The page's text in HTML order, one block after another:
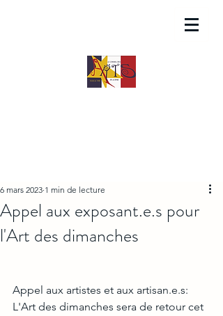
Appel aux exposant.e.s pour
l'Art des dimanches
6 mars 2023 1 min de lecture
Appel aux artistes et aux artisan.e.s:
L'Art des dimanches sera de retour cet